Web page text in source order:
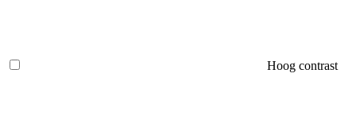
Hoog contrast